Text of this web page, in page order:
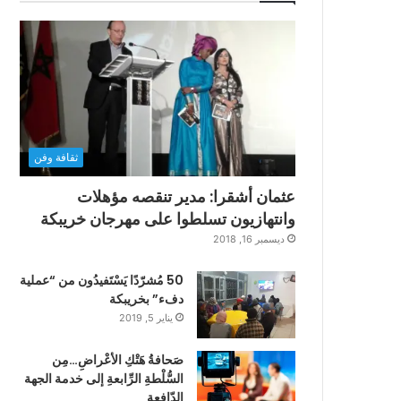
ثقافة وفن
عثمان أشقرا: مدير تنقصه مؤهلات
وانتهازيون تسلطوا على مهرجان خريبكة
ديسمبر 16, 2018
50 مُشرّدًا يَسْتَفيدُون من “عملية
دفء” بخريبكة
يناير 5, 2019
صَحافةُ هَتْكِ الأعْراضِ…مِن
السُّلْطةِ الرِّابعةِ إلى خدمة الجهة
الدّافعةِ